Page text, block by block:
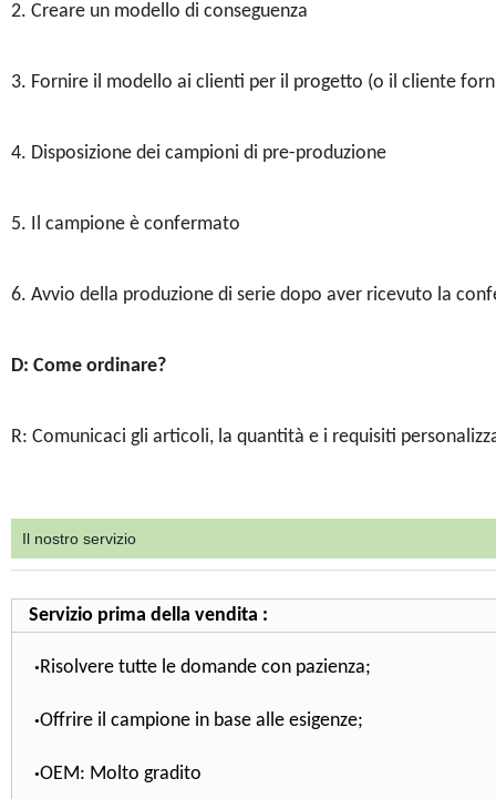
2. Creare un modello di conseguenza
3. Fornire il modello ai clienti per il progetto (o il cliente
4. Disposizione dei campioni di pre-produzione
5. Il campione è confermato
6. Avvio della produzione di serie dopo aver ricevuto la
D: Come ordinare?
R: Comunicaci gli articoli, la quantità e i requisiti
Il nostro servizio
Servizio prima della vendita :
·Risolvere tutte le domande con pazienza;
·Offrire il campione in base alle esigenze;
·OEM: Molto gradito